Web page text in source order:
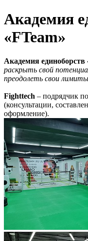
Академия
«FTeam»
Академия единоборств
раскрыть свой
преодолеть свои
Fighttech – подрядчик
(консультации,
оформление).